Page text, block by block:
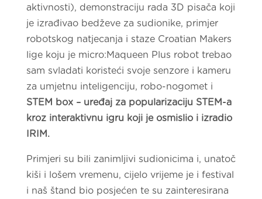
aktivnosti), demonstraciju rada 3D pisača koji
je izrađivao bedževe za sudionike, primjer
robotskog natjecanja i staze Croatian Makers
lige koju je micro:Maqueen Plus robot trebao
sam svladati koristeći svoje senzore i kameru
za umjetnu inteligenciju, robo-nogomet i
STEM box – uređaj za popularizaciju STEM-a
kroz interaktivnu igru koji je osmislio i izradio
IRIM.
Primjeri su bili zanimljivi sudionicima i, unatoč
kiši i lošem vremenu, cijelo vrijeme je i festival
i naš štand bio posjećen te su zainteresirana